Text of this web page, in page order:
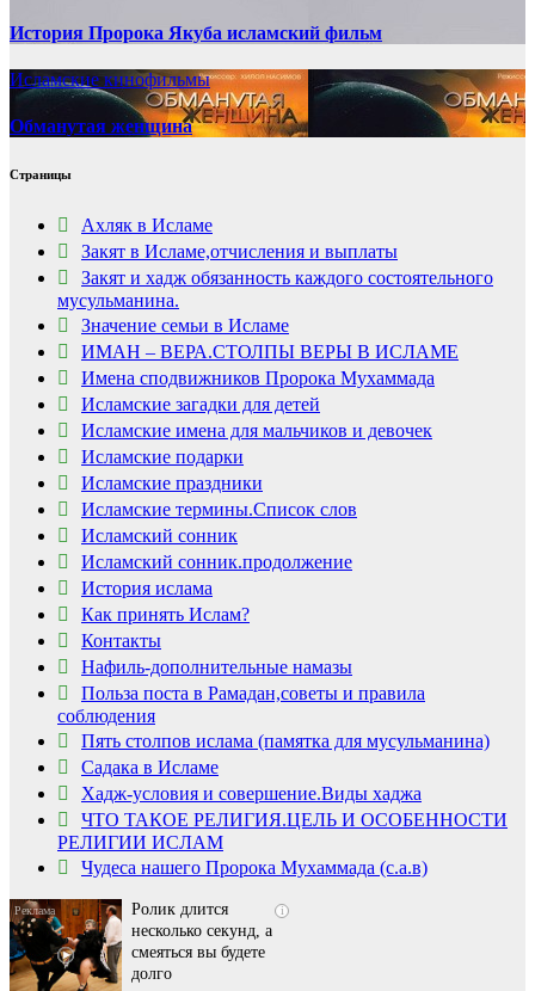
История Пророка Якуба исламский фильм
Исламские кинофильмы
Обманутая женщина
Страницы
Ахляк в Исламе
Закят в Исламе,отчисления и выплаты
Закят и хадж обязанность каждого состоятельного
мусульманина.
Значение семьи в Исламе
ИМАН – ВЕРА.СТОЛПЫ ВЕРЫ В ИСЛАМЕ
Имена сподвижников Пророка Мухаммада
Исламские загадки для детей
Исламские имена для мальчиков и девочек
Исламские подарки
Исламские праздники
Исламские термины.Список слов
Исламский сонник
Исламский сонник.продолжение
История ислама
Как принять Ислам?
Контакты
Нафиль-дополнительные намазы
Польза поста в Рамадан,советы и правила
соблюдения
Пять столпов ислама (памятка для мусульманина)
Садака в Исламе
Хадж-условия и совершение.Виды хаджа
ЧТО ТАКОЕ РЕЛИГИЯ.ЦЕЛЬ И ОСОБЕННОСТИ
РЕЛИГИИ ИСЛАМ
Чудеса нашего Пророка Мухаммада (с.а.в)
i
Скрытая камера на
пляже Крыма: Что
люди вытворяют, когда
их не видят...
i
Ролик длится
несколько секунд, а
смеяться вы будете
долго